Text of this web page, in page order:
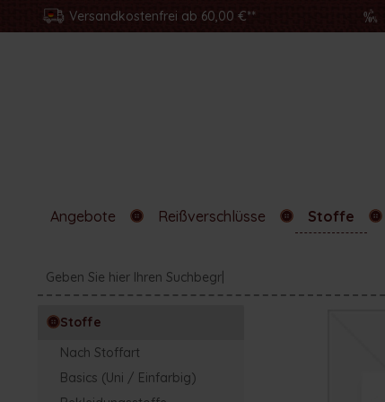
Versandkostenfrei ab 60,00 €**
Angebote Reißverschlüsse Stoffe
Stoffe
Nach Stoffart
Basics (Uni / Einfarbig)